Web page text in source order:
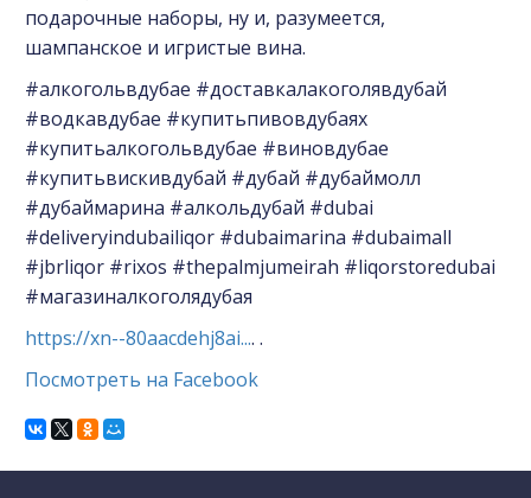
подарочные наборы, ну и, разумеется,
шампанское и игристые вина.
#алкогольвдубае #доставкалакоголявдубай
#водкавдубае #купитьпивовдубаях
#купитьалкогольвдубае #виновдубае
#купитьвискивдубай #дубай #дубаймолл
#дубаймарина #алкольдубай #dubai
#deliveryindubailiqor #dubaimarina #dubaimall
#jbrliqor #rixos #thepalmjumeirah #liqorstoredubai
#магазиналкоголядубая
https://xn--80aacdehj8ai.... .
Посмотреть на Facebook